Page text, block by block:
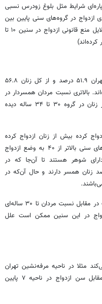
پاره‌ای شرایط مثل بلوغ زودرس نسبی
در گروه‌های سنی پایین بین
۱۰ تا ۱۴ ساله وجود دارد (در سرشماری به دلایل منع قانونی ازدواج در سنین ۱۰ تا
از مجموع مردان به سن بلوغ رسیده در تهران ۵۱.۹ درصد و از کل زنان ۵۶.۸
بالاتری نسبت مردان همسردار در
گروه سنی ۴۵ تا ۴۹ هستند این نسبت در زنان در گروه ۳۰ تا ۳۴ ساله دیده
کرده بیش از زنان ازدواج کرده
است این است که ما به‌تدریج که در گروه‌های سنی بالاتر از ۴۰ به وضع ازدواج
شوهر هستند تا آن‌جا که در
سنی بالاتر از ۶۵ سال تنها ۱۹ درصد زنان همسر دارند و حال آن‌که در
سن ازدواج در تهران برای زنان ۱۹ سال است در مقابل نسبت مردان تا ۳۰ ساله‌ای
در این سنین ممکن است علل
مثلا در ناحیه مرفه‌نشین تهران
(ناحیه ۲) سن ازدواج زنان بالا است در مقابل سن ازدواج در ناحیه ۷ پایین